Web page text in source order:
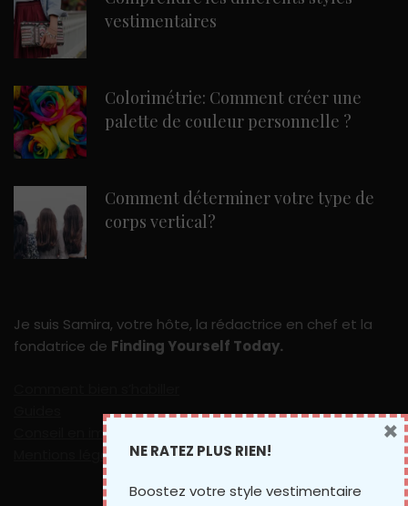
vestimentaires
Colorimétrie: Comment créer une
palette de couleur personnelle ?
Comment déterminer votre type de
corps vertical?
Je suis Samira, votre hôte, la rédactrice en chef et la
fondatrice de Finding Yourself Today.
Conseil en image en ligne
Mentions légales NE RATEZ PLUS RIEN!
Boostez votre style vestimentaire
×